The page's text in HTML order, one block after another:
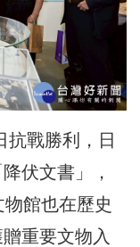
抗戰勝利，日
伏文書」，
館也在歷史
重要文物入